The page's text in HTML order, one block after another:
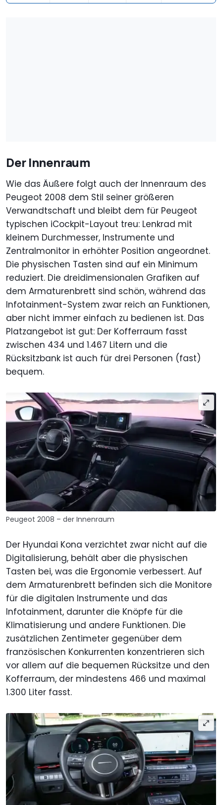
Der Innenraum
Wie das Äußere folgt auch der Innenraum des
Peugeot 2008 dem Stil seiner größeren
Verwandtschaft und bleibt dem für Peugeot
typischen iCockpit-Layout treu: Lenkrad mit
kleinem Durchmesser, Instrumente und
Zentralmonitor in erhöhter Position angeordnet.
Die physischen Tasten sind auf ein Minimum
reduziert. Die dreidimensionalen Grafiken auf
dem Armaturenbrett sind schön, während das
Infotainment-System zwar reich an Funktionen,
aber nicht immer einfach zu bedienen ist. Das
Platzangebot ist gut: Der Kofferraum fasst
zwischen 434 und 1.467 Litern und die
Rücksitzbank ist auch für drei Personen (fast)
bequem.
Peugeot 2008 – der Innenraum
Der Hyundai Kona verzichtet zwar nicht auf die
Digitalisierung, behält aber die physischen
Tasten bei, was die Ergonomie verbessert. Auf
dem Armaturenbrett befinden sich die Monitore
für die digitalen Instrumente und das
Infotainment, darunter die Knöpfe für die
Klimatisierung und andere Funktionen. Die
zusätzlichen Zentimeter gegenüber dem
französischen Konkurrenten konzentrieren sich
vor allem auf die bequemen Rücksitze und den
Kofferraum, der mindestens 466 und maximal
1.300 Liter fasst.